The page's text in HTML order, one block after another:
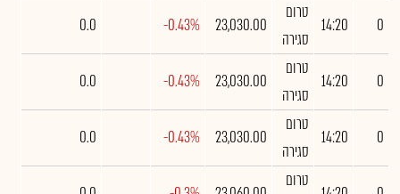
0
14:20
טרום
סגירה
23,030.00
-0.43%
0.0
0
14:20
טרום
סגירה
23,030.00
-0.43%
0.0
0
14:20
טרום
סגירה
23,030.00
-0.43%
0.0
טרום